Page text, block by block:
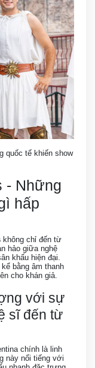
quốc tế khiến show
- Những
hấp
không chỉ đến từ
hảo giữa nghệ
khấu hiện đại.
bằng âm thanh
cho khán giả.
với sự
sĩ đến từ
chính là linh
này nổi tiếng với